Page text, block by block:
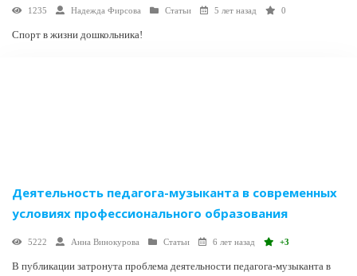
1235 Надежда Фирсова Статьи 5 лет назад 0
Спорт в жизни дошкольника!
Деятельность педагога-музыканта в современных
условиях профессионального образования
5222 Анна Винокурова Статьи 6 лет назад +3
В публикации затронута проблема деятельности педагога-музыканта в